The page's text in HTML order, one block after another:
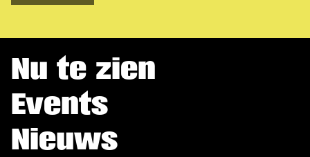
Nu te zien
Events
Nieuws